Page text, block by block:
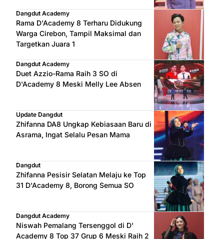
Dangdut Academy
Rama D'Academy 8 Terharu Didukung
Warga Cirebon, Tampil Maksimal dan
Targetkan Juara 1
Dangdut Academy
Duet Azzio-Rama Raih 3 SO di
D'Academy 8 Meski Melly Lee Absen
Update Dangdut
Zhifanna DA8 Ungkap Kebiasaan Baru di
Asrama, Ingat Selalu Pesan Mama
Dangdut
Zhifanna Pesisir Selatan Melaju ke Top
31 D'Academy 8, Borong Semua SO
Dangdut Academy
Niswah Pemalang Tersenggol di D'
Academy 8 Top 37 Grup 6 Meski Raih 2